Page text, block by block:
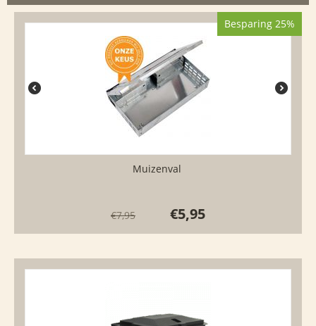
Besparing 25%
Muizenval
€7,95 €5,95